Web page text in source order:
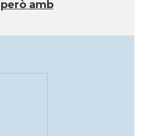
amb